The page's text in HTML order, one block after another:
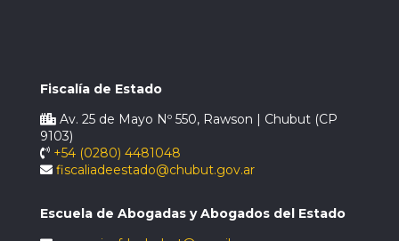
Fiscalía de Estado
Av. 25 de Mayo Nº 550, Rawson | Chubut (CP
9103)
+54 (0280) 4481048
fiscaliadeestado@chubut.gov.ar
Escuela de Abogadas y Abogados del Estado